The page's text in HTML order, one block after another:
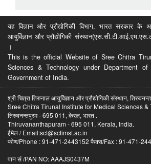
यह विज्ञान और प्रौद्योगिकी विभाग, भारत सरकार के
आयुर्विज्ञान और प्रौद्योगिकी
।
This is the official Website of Sree Chitra
Sciences & Technology under Department of
Government of India.
श्री चित्रा तिरुनाल आयुर्विज्ञान और प्रौद्योगिकी संस्थान, तिरुवनन्त
Sree Chitra Tirunal Institute for Medical Sciences &
तिरुवनन्तपुरम - 695 011, केरल, भारत .
Thiruvananthapuram - 695 011, Kerala, India.
ईमेल / Email:sct@sctimst.ac.in
फोण/Phone : 91-471-2443152 फैक्स/Fax : 91-471-
पान सं /PAN NO: AAAJS0437M